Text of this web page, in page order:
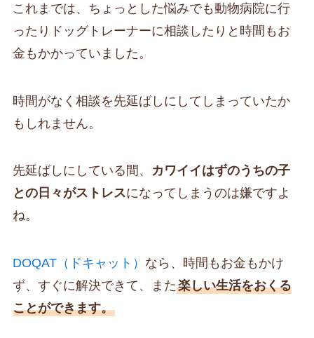
これまでは、ちょっとした悩みでも動物病院に行
ったりドッグトレーナーに相談したりと時間もお
金もかかっていました。
時間がなく相談を先延ばしにしてしまっていたか
もしれません。
先延ばしにしている間、
カワイイはずのうちの子
との日々がストレスになってしまうのは嫌ですよ
ね。
DOQAT（ドキャット） なら、時間もお金もかけ
ず、すぐに解決できて、また楽しい生活をおくる
ことができます。